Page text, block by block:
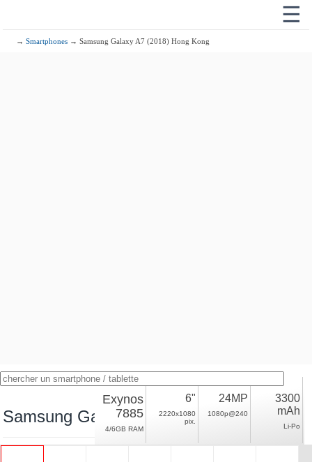
☰
→Smartphones → Samsung Galaxy A7 (2018) Hong Kong
Samsung Galaxy A7 (2018) Hong Kong
Exynos
7885
4/6GB RAM
6"
2220x1080
pix.
24MP
1080p@240
3300
mAh
Li-Po